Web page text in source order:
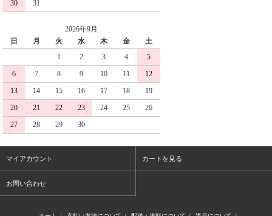
30
31
2026年9月
日
月 火 水 木 金
土
1
2 3 4
5
6
7 8 9 10 11
12
13
14 15 16 17 18
19
20
21 22 23 24 25
26
27
28 29 30
マイアカウント カートを見る
お問い合わせ